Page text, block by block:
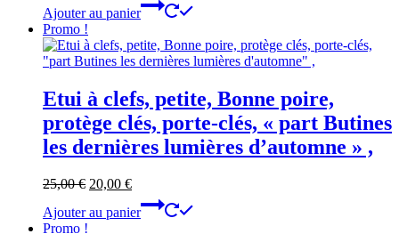
initial
35,00 €.
actuel
30,00 €.
Ajouter au panier
Promo !
Etui à clefs, petite, Bonne poire,
protège clés, porte-clés, « part Butines
les dernières lumières d’automne » ,
25,00€ Le
initial
20,00 €Le
prix
actuel
Ajouter au panier
Promo !